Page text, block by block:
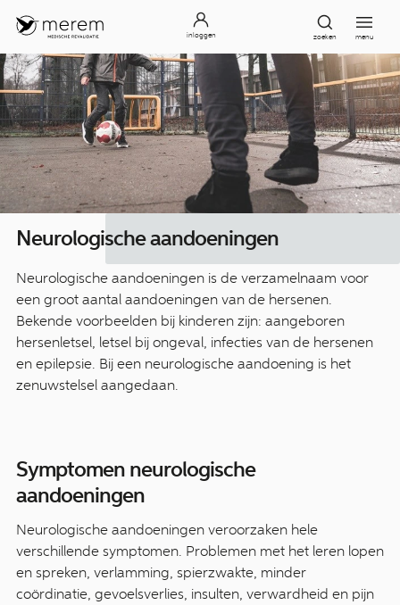
inloggen zoeken menu
Ne­uro­log­isc­he ­aan­doe­nin­gen
Neurologische aandoeningen is de verzamelnaam voor
een groot aantal aandoeningen van de hersenen.
Bekende voorbeelden bij kinderen zijn: aangeboren
hersenletsel, letsel bij ongeval, infecties van de hersenen
en epilepsie. Bij een neurologische aandoening is het
zenuwstelsel aangedaan.
Symptomen neurologische
aandoeningen
Neurologische aandoeningen veroorzaken hele
verschillende symptomen. Problemen met het leren lopen
en spreken, verlamming, spierzwakte, minder
coördinatie, gevoelsverlies, insulten, verwardheid en pijn